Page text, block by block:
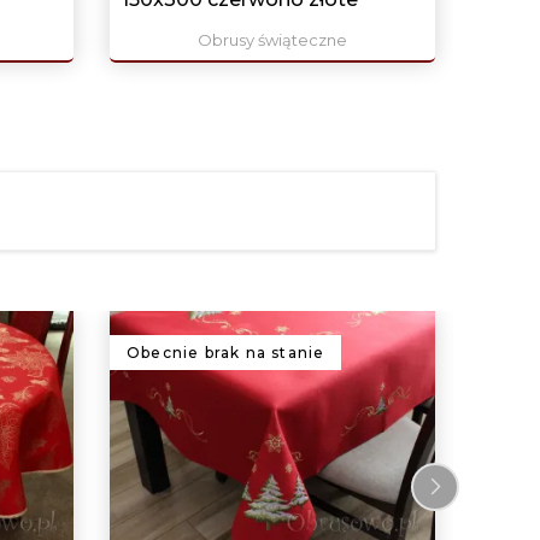
Obrusy świąteczne
Obecnie brak na stanie